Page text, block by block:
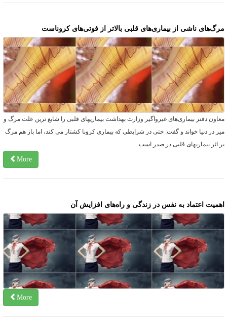
ناشی از بیماری‌های قلبی بالاتر از فوتی‌های کروناست
دفتر بیماری‌های غیرواگیر وزارت بهداشت بیماریهای قلبی را شایع ترین علت مرگ و
در دنیا خواند و گفت: حتی در شرایطی که بیماری کرونا کشتار می کند، اما باز هم مرگ
اثر بیماریهای قلبی در صدر است
More
اعتماد به نفس در زندگی و راه‌های افزایش آن
More